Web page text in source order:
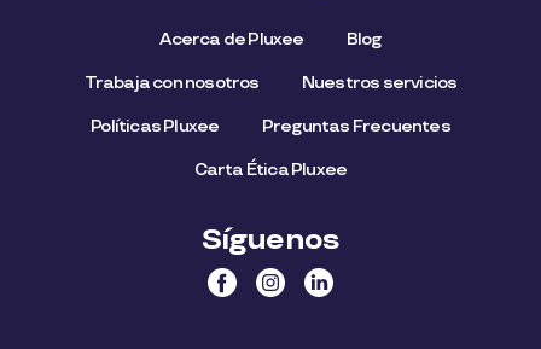
Acerca de Pluxee Blog
Trabaja con nosotros Nuestros servicios
Políticas Pluxee Preguntas Frecuentes
Carta Ética Pluxee
Síguenos